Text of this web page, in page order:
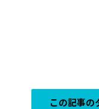
この記事の